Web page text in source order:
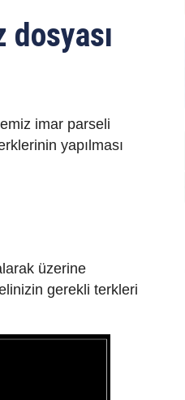
imar parseli
yapılması
üzerine
gerekli terkleri